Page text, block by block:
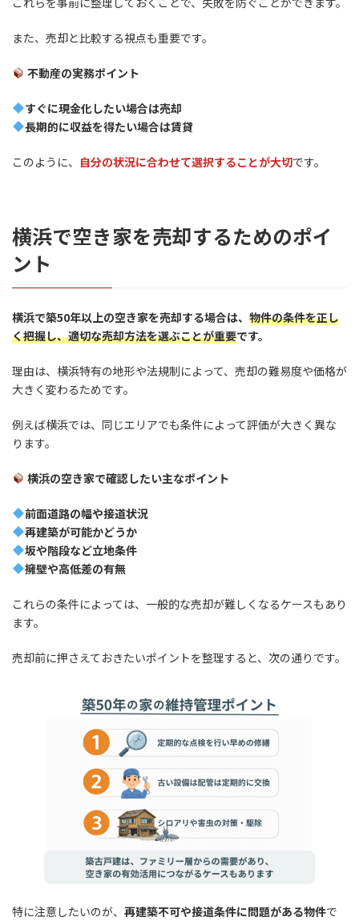
また、売却と比較する視点も重要です。
不動産の実務ポイント
すぐに現金化したい場合は売却
長期的に収益を得たい場合は賃貸
このように、 自分の状況に合わせて選択することが大切です。
横浜で空き家を売却するためのポイ
ント
横浜で築50年以上の空き家を売却する場合は、 物件の条件を正し
く把握し、適切な売却方法を選ぶことが重要です。
理由は、横浜特有の地形や法規制によって、売却の難易度や価格が
大きく変わるためです。
例えば横浜では、同じエリアでも条件によって評価が大きく異な
ります。
横浜の空き家で確認したい主なポイント
前面道路の幅や接道状況
再建築が可能かどうか
坂や階段など立地条件
擁壁や高低差の有無
これらの条件によっては、一般的な売却が難しくなるケースもあり
ます。
売却前に押さえておきたいポイントを整理すると、次の通りです。
特に注意したいのが、 再建築不可や接道条件に問題がある物件で